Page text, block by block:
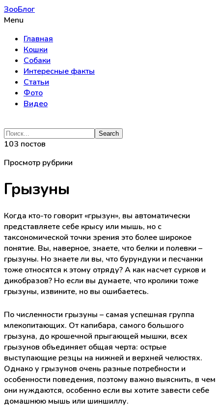
ЗооБлог
Menu
Главная
Кошки
Собаки
Интересные факты
Статьи
Фото
Видео
103 постов
Просмотр рубрики
Грызуны
Когда кто-то говорит «грызун», вы автоматически
представляете себе крысу или мышь, но с
таксономической точки зрения это более широкое
понятие. Вы, наверное, знаете, что белки и полевки –
грызуны. Но знаете ли вы, что бурундуки и песчанки
тоже относятся к этому отряду? А как насчет сурков и
дикобразов? Но если вы думаете, что кролики тоже
грызуны, извините, но вы ошибаетесь.
По численности грызуны – самая успешная группа
млекопитающих. От капибара, самого большого
грызуна, до крошечной прыгающей мышки, всех
грызунов объединяет общая черта: острые
выступающие резцы на нижней и верхней челюстях.
Однако у грызунов очень разные потребности и
особенности поведения, поэтому важно выяснить, в чем
они нуждаются, особенно если вы хотите завести себе
домашнюю мышь или шиншиллу.